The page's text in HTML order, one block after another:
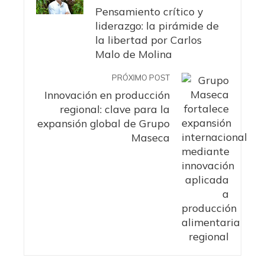
Pensamiento crítico y
liderazgo: la pirámide de
la libertad por Carlos
Malo de Molina
PRÓXIMO POST
Innovación en producción
regional: clave para la
expansión global de Grupo
Maseca